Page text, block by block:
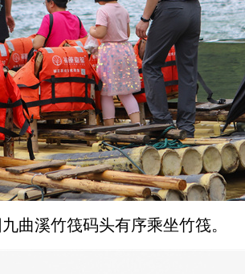
曲溪竹筏码头有序乘坐竹筏。